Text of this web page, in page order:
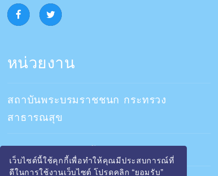
เว็บไซต์นี้ใช้คุกกี้เพื่อทำให้คุณมีประสบการณ์ที่
ดีในการใช้งานเว็บไซต์ โปรดคลิก “ยอมรับ”
หน่วยงาน
สถาบันพระบรมราชชนก กระทรวง
สาธารณสุข
คณะพยาบาลสถาบันพระบรมราชชนก